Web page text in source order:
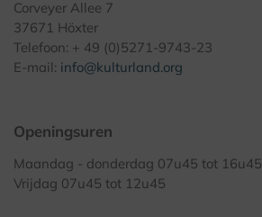
Corveyer Allee 7
37671 Höxter
Telefoon: + 49 (0)5271-9743-23
E-mail: info@kulturland.org
Openingsuren
Maandag - donderdag 07u45 tot 16u45
Vrijdag 07u45 tot 12u45